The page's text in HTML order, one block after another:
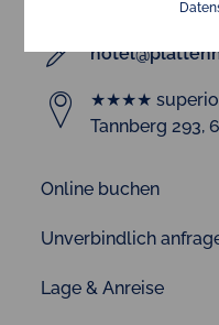
+43 5583
★★★★
Tannberg 293,
Online buchen
Unverbindlich
Lage & Anreise